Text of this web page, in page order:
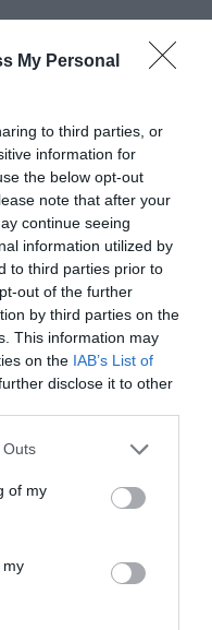
My Personal
to third parties, or
information for
the below opt-out
note that after your
continue seeing
information utilized by
to third parties prior to
out of the further
by third parties on the
This information may
on the IAB’s List of
disclose it to other
Outs
of my
my